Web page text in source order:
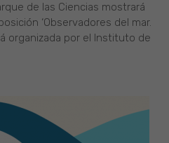
de las Ciencias mostrará
‘Observadores del mar.
organizada por el Instituto de